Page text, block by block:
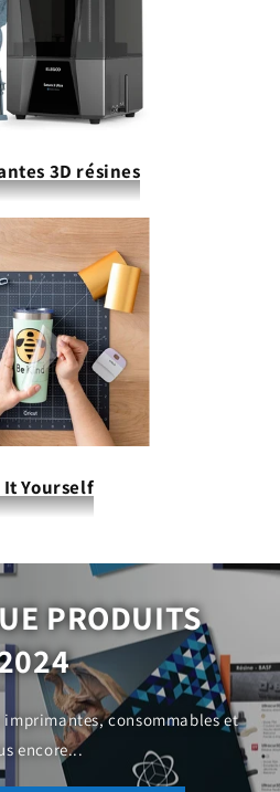
3D résines
It Yourself
PRODUITS
imprimantes, consommables et
encore...